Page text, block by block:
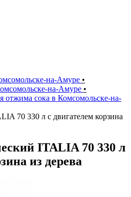
на-Амуре •
на-Амуре •
отжима сока в Комсомольске-на-
70 330 л с двигателем корзина
ITALIA 70 330 л
из дерева